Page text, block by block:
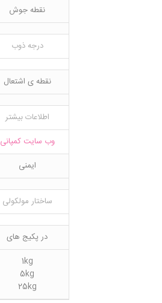
نقطه جوش
درجه ذوب
نقطه ی اشتعال
اطلاعات بیشتر
وب سایت کمپانی
ایمنی
ساختار مولکولی
در پکیج های
1kg
5kg
25kg